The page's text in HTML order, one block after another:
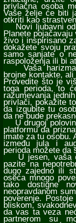
privlačna osoba
Vaše želje će biti
otkriti kao
Novi ljubavni
Planete
živo i inspirisano
dokažete svoju
samo sanjate o
raspoloženja ili bi
Vaša
brojne kontakte,
Provedite što je
toga perioda, to
razumevanja
privlači, pokažite
da izgubite tu
da ne bude
U drugoj polovini
platformu da
imate za tu osobu.
između jula i
perioda možete da
U jesen, vaša
pazite na
dugo zajedno ili
oseća mnogo
tako dostigne
neopravdanom
poverenje.
bliskom,
da vas ta veza
partnerom su